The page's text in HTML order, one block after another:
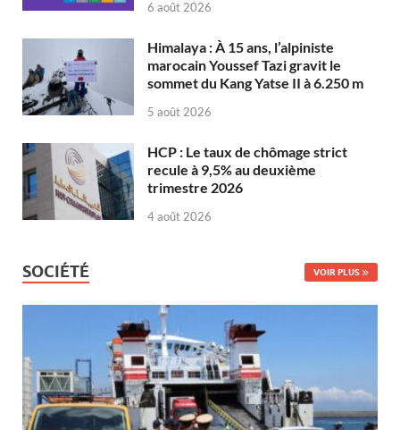
6 août 2026
Himalaya : À 15 ans, l’alpiniste
marocain Youssef Tazi gravit le
sommet du Kang Yatse II à 6.250 m
5 août 2026
HCP : Le taux de chômage strict
recule à 9,5% au deuxième
trimestre 2026
4 août 2026
SOCIÉTÉ VOIR PLUS